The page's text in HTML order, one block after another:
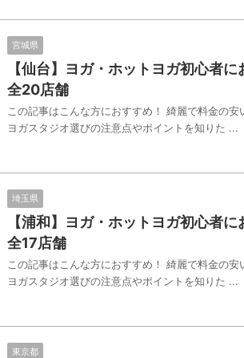
宮城県
【仙台】ヨガ・ホットヨガ初心者に
全20店舗
この記事はこんな方におすすめ！ 綺麗で料金の
ヨガスタジオ選びの注意点やポイントを知りた ...
埼玉県
【浦和】ヨガ・ホットヨガ初心者に
全17店舗
この記事はこんな方におすすめ！ 綺麗で料金の
ヨガスタジオ選びの注意点やポイントを知りた ...
東京都